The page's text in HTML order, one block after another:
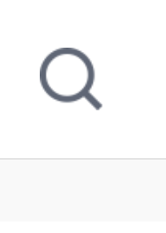
皇帝